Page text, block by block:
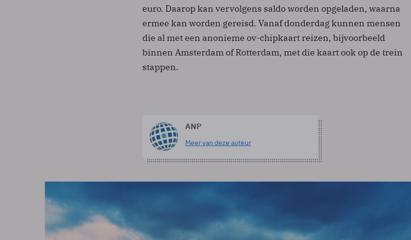
euro. Daarop kan vervolgens saldo worden opgeladen, waarna
ermee kan worden gereisd. Vanaf donderdag kunnen mensen
die al met een anonieme ov-chipkaart reizen, bijvoorbeeld
binnen Amsterdam of Rotterdam, met die kaart ook op de trein
stappen.
ANP
Meer van deze auteur